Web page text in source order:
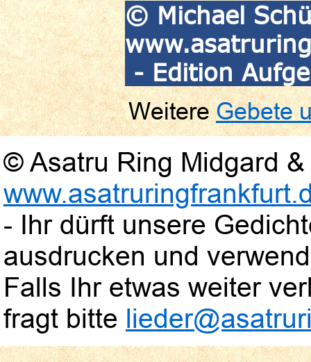
© Michael
- Edition
WeitereGebete
© Asatru Ring Midgard
- Ihr dürft unsere
ausdrucken und
Falls Ihr etwas weiter
fragt bitte